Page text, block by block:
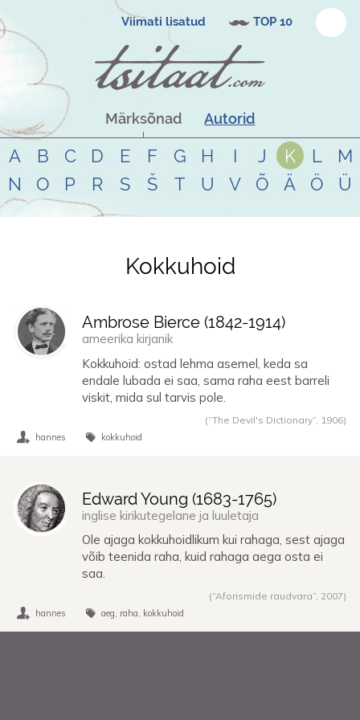
Viimati lisatud TOP 10
Märksõnad Autorid
A B C D E F G H I J K L
M
N
O P R S Š T U V Õ Ä Ö Ü
Tsitaadid teemal kokkuhoid
Kokkuhoid
Ambrose Bierce (1842-1914)
ameerika kirjanik
Kokkuhoid: ostad lehma asemel, keda sa
endale lubada ei saa, sama raha eest barreli
viskit, mida sul tarvis pole.
(“The Devil's Dictionary”, 1906)
hannes kokkuhoid
Edward Young (1683-1765)
inglise kirikutegelane ja luuletaja
Ole ajaga kokkuhoidlikum kui rahaga, sest ajaga
võib teenida raha, kuid rahaga aega osta ei
saa.
(“Aforismide raudvara”, 2007)
hannes aeg raha kokkuhoid